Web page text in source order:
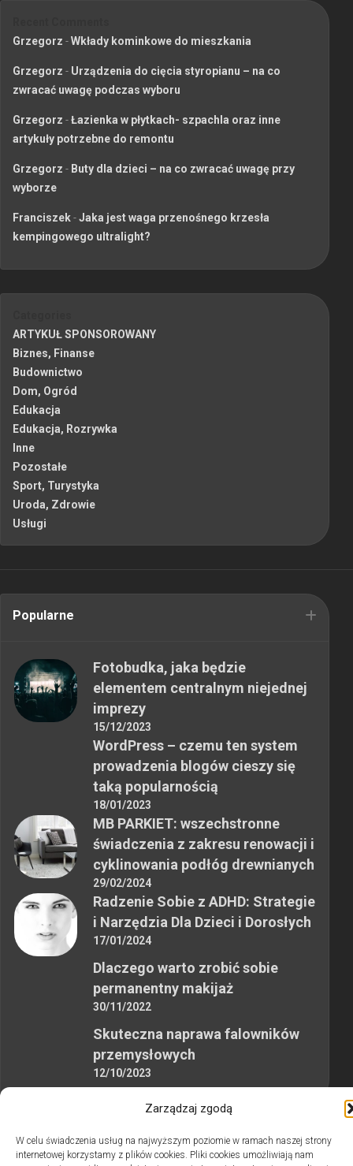
Zarządzaj zgodą
W celu świadczenia usług na najwyższym poziomie w ramach naszej strony
internetowej korzystamy z plików cookies. Pliki cookies umożliwiają nam
Grzegorz -Wkłady kominkowe do mieszkania
Grzegorz - Urządzenia do cięcia styropianu – na co
zwracać uwagę podczas wyboru
Grzegorz -Łazienka w płytkach- szpachla oraz inne
artykuły potrzebne do remontu
Grzegorz - Buty dla dzieci – na co zwracać uwagę przy
wyborze
Franciszek-Jaka jest waga przenośnego krzesła
kempingowego ultralight?
ARTYKUŁ SPONSOROWANY
Biznes, Finanse
Budownictwo
Dom, Ogród
Edukacja
Edukacja, Rozrywka
Inne
Pozostałe
Sport, Turystyka
Uroda, Zdrowie
Usługi
Popularne
Fotobudka, jaka będzie
elementem centralnym niejednej
imprezy
15/12/2023
WordPress – czemu ten system
prowadzenia blogów cieszy się
taką popularnością
18/01/2023
MB PARKIET: wszechstronne
świadczenia z zakresu renowacji i
cyklinowania podłóg drewnianych
29/02/2024
Radzenie Sobie z ADHD: Strategie
i Narzędzia Dla Dzieci i Dorosłych
17/01/2024
Dlaczego warto zrobić sobie
permanentny makijaż
30/11/2022
Skuteczna naprawa falowników
przemysłowych
12/10/2023